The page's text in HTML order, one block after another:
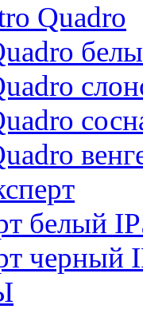
Quadro
белый
черный